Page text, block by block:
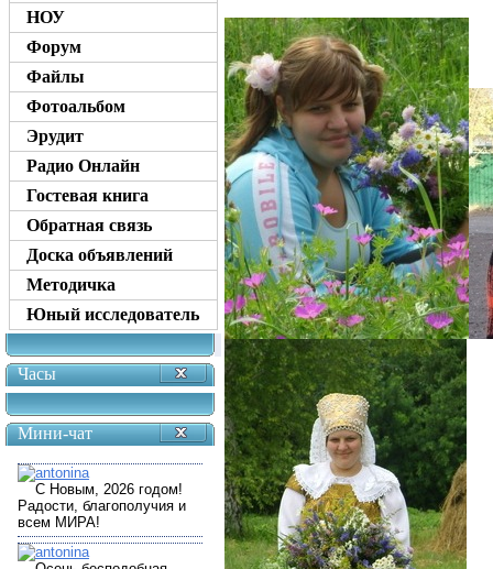
НОУ
Форум
Файлы
Фотоальбом
Эрудит
Радио Онлайн
Гостевая книга
Обратная связь
Доска объявлений
Методичка
Юный исследователь
Часы
Мини-чат